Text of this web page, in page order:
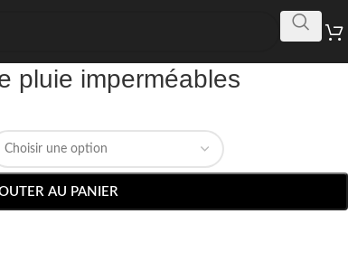
pluie imperméables
AU PANIER